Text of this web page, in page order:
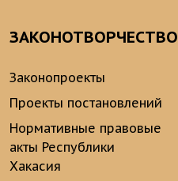
ЗАКОНОТВОРЧЕСТВО
Законопроекты
Проекты постановлений
Нормативные правовые
акты Республики
Хакасия